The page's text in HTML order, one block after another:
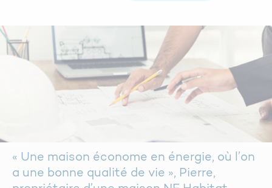
« Une maison économe en énergie, où l’on
a une bonne qualité de vie », Pierre,
Profitez d’une meilleure luminosité
Gagnez en sécurité
Vivez dans un logement sain
Rénover votre maison